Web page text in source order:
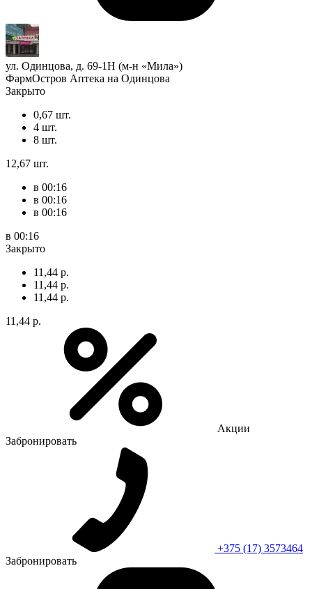
ул. Одинцова, д. 69-1Н (м-н «Мила»)
ФармОстров Аптека на Одинцова
Закрыто
0,67 шт.
4 шт.
8 шт.
12,67 шт.
в 00:16
в 00:16
в 00:16
в 00:16
Закрыто
11,44 р.
11,44 р.
11,44 р.
11,44 р.
Акции
Забронировать
+375 (17) 3573464
Забронировать